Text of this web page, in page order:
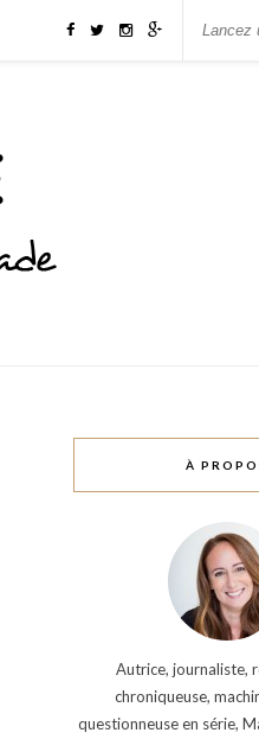
À
Autrice, journaliste,
chroniqueuse,
questionneuse en série,